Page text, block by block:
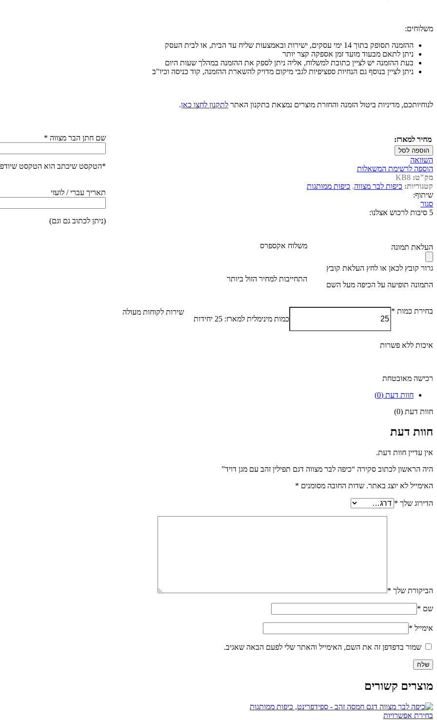
משלוחים:
ההזמנה תסופק בתוך 14 ימי עסקים, ישירות ובאמצעות שליח עד הבית, או לבית העסק
ניתן לתאם מבעוד מועד זמן אספקה קצר יותר
בעת ההזמנה יש לציין כתובת למשלוח, אליה ניתן לספק את ההזמנה במהלך שעות היום
ניתן לציין בנוסף גם הנחיות ספציפיות לגבי מיקום מדויק להשארת ההזמנה, קוד כניסה וכיו"ב
לנוחיותכם, מדיניות ביטול הזמנה והחזרת מוצרים נמצאת בתקנון האתר לתקנון לחצו כאן.
שם חתן הבר מצווה *
*הטקסט שיכתב הוא הטקסט
תאריך עברי / לועזי
(ניתן לכתוב גם וגם)
העלאת תמונה
גרור קובץ לכאן או לחץ העלאת קובץ
התמונה תופיעה על הכיפה מעל השם
בחירת כמות *
כמות מינימלית למארז: 25 יחידות
מחיר למארז:
הוספה לסל
השוואה
הוספה לרשימת המשאלות
מק"ט: KB8
קטגוריות: כיפות לבר מצווה, כיפות ממותגות
שיתוף:
סגור
5 סיבות לרכוש אצלנו:
משלוח אקספרס
התחייבות למחיר הזול ביותר
שירות לקוחות מעולה
איכות ללא פשרות
רכישה מאובטחת
חוות דעת (0)
חוות דעת (0)
חוות דעת
אין עדיין חוות דעת.
היה הראשון לכתוב סקירה “כיפה לבר מצווה דגם תפילין זהב עם מגן דויד”
האימייל לא יוצג באתר. שדות החובה מסומנים *
הדירוג שלך *
הביקורת שלך *
שם *
אימייל *
שמור בדפדפן זה את השם, האימייל והאתר שלי לפעם הבאה שאגיב.
מוצרים קשורים
בחירת אפשרויות